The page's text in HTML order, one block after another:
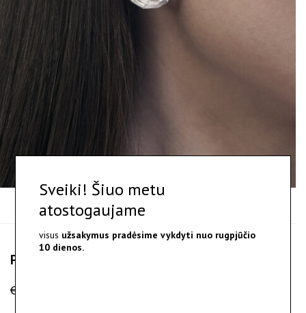
Paars - sidabro auskarai
€
Sveiki! Šiuo metu
atostogaujame
visus užsakymus pradėsime vykdyti nuo rugpjūčio
10 dienos.